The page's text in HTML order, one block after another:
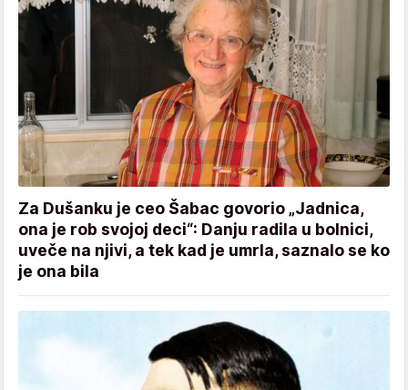
Za Dušanku je ceo Šabac govorio „Jadnica,
ona je rob svojoj deci“: Danju radila u bolnici,
uveče na njivi, a tek kad je umrla, saznalo se ko
je ona bila